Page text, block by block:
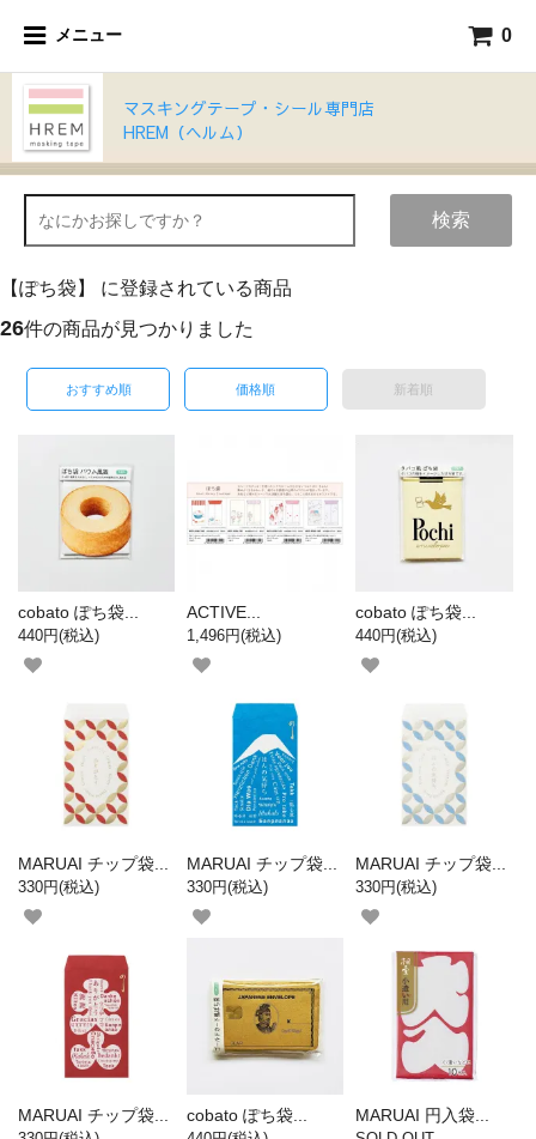
メニュー 0
マスキングテープ・シール専門店
HREM（ヘルム）
検索
【ぽち袋】 に登録されている商品
26件の商品が見つかりました
おすすめ順 価格順 新着順
cobato ぽち袋...
440円(税込)
ACTIVE...
1,496円(税込)
cobato ぽち袋...
440円(税込)
MARUAI チップ袋...
330円(税込)
MARUAI チップ袋...
330円(税込)
MARUAI チップ袋...
330円(税込)
MARUAI チップ袋...
cobato ぽち袋...
MARUAI 円入袋...